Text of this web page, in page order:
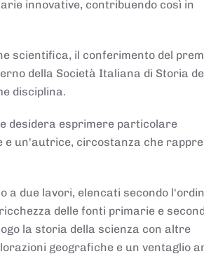
innovative, contribuendo così in
scientifica, il conferimento del
della Società Italiana di Storia
disciplina.
desidera esprimere particolare
e un'autrice, circostanza che
a due lavori, elencati secondo
delle fonti primarie e
la storia della scienza con altre
geografiche e un ventaglio